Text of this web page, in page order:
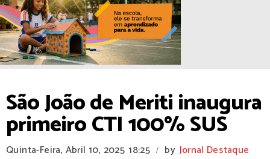
São João de Meriti inaugura
primeiro CTI 100% SUS
Quinta-Feira, Abril 10, 2025 18:25 / by Jornal Destaque